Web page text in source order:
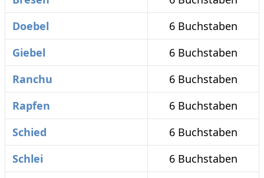
Doebel
6 Buchstaben
Giebel
6 Buchstaben
Ranchu
6 Buchstaben
Rapfen
6 Buchstaben
Schied
6 Buchstaben
Schlei
6 Buchstaben